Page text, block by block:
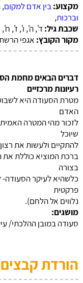
מקצוע:בין אדם למקום,
וברכות,
שכבת גיל:ד', ה', ו', ז', ח',
מקור הקובץ: אגפי
דברים הבאים מחמת
רעיונות מרכזיים
מטרת הסעודה היא
האדם
לזכור מהי המטרה
שיוכל
להתקיים ולעשות את
ברכת המוציא כוללת
בצורה
כלשהיא לעיקר
פרקטית
נלווים אל הלחם).
מושגים:
סעודה במובן ההלכתי/
הורדת קבצים